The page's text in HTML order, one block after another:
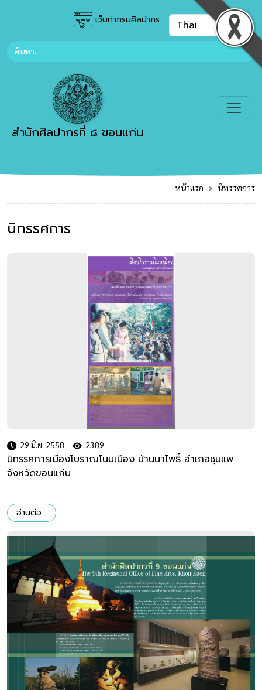
เว็บท่ากรมศิลปากร
สำนักศิลปากรที่ ๘ ขอนแก่น
หน้าแรก นิทรรศการ
นิทรรศการ
29 มิ.ย. 2558 2389
นิทรรศการเมืองโบราณโนนเมือง บ้านนาโพธิ์ อำเภอชุมแพ
จังหวัดขอนแก่น
อ่านต่อ...